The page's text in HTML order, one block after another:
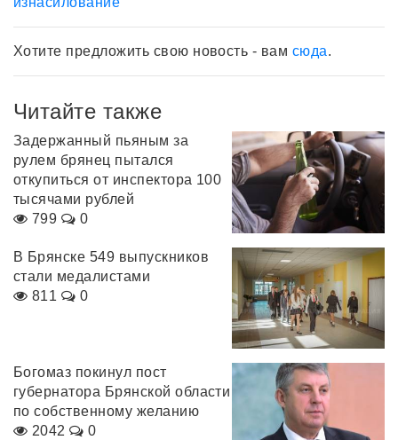
Хотите предложить свою новость - вам сюда.
Читайте также
Задержанный пьяным за
рулем брянец пытался
откупиться от инспектора 100
тысячами рублей
799
0
В Брянске 549 выпускников
стали медалистами
811
0
Богомаз покинул пост
губернатора Брянской области
по собственному желанию
2042
0